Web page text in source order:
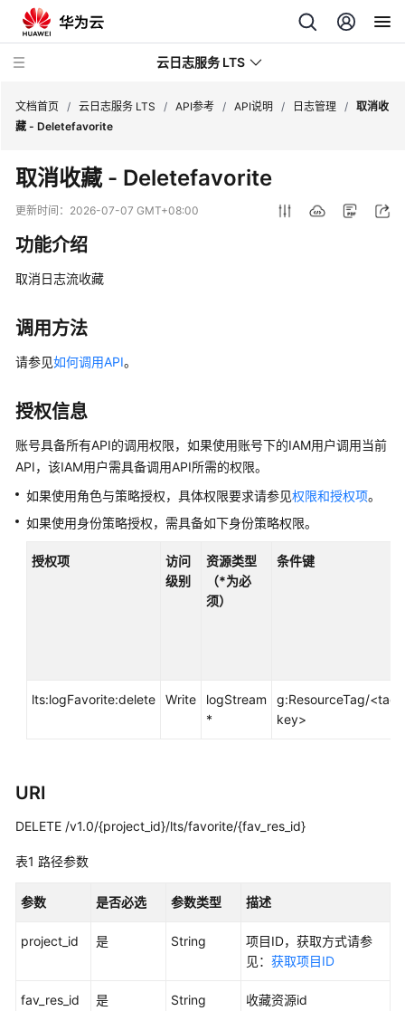
云日志服务 LTS
最
新
动
能
览
产
介
计
费
说
明
快
指
佳
践
开
发
指
南
参
文档首页 / 云日志服务 LTS / API参考 / API说明 / 日志管理 / 取消收
藏 - Deletefavorite
取消收藏 - Deletefavorite
更新时间： 2026-07-07 GMT+08:00
功能介绍
取消日志流收藏
调用方法
请参见如何调用API。
授权信息
账号具备所有API的调用权限，如果使用账号下的IAM用户调用当前
API，该IAM用户需具备调用API所需的权限。
如果使用角色与策略授权，具体权限要求请参见权限和授权项。
如果使用身份策略授权，需具备如下身份策略权限。
授权项
访问
级别
资源类型
（*为必
须）
条件键
lts:logFavorite:delete Write
logStream
*
g:ResourceTag/<tag-
key>
URI
DELETE /v1.0/{project_id}/lts/favorite/{fav_res_id}
表1 路径参数
参数 是否必选 参数类型 描述
project_id 是 String
项目ID，获取方式请参
见： 获取项目ID
fav_res_id 是 String 收藏资源id